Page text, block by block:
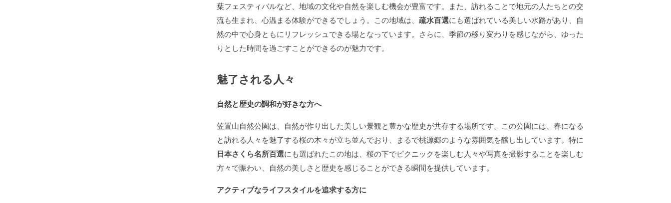
葉フェスティバルなど、地域の文化や自然を楽しむ機会が豊富です。また、訪れることで地元の人たちとの交
流も生まれ、心温まる体験ができるでしょう。この地域は、 疏水百選にも選ばれている美しい水路があり、自
然の中で心身ともにリフレッシュできる場となっています。さらに、季節の移り変わりを感じながら、ゆった
りとした時間を過ごすことができるのが魅力です。
魅了される人々
自然と歴史の調和が好きな方へ
笠置山自然公園は、自然が作り出した美しい景観と豊かな歴史が共存する場所です。この公園には、春になる
と訪れる人々を魅了する桜の木々が立ち並んでおり、まるで桃源郷のような雰囲気を醸し出しています。特に
日本さくら名所百選にも選ばれたこの地は、桜の下でピクニックを楽しむ人々や写真を撮影することを楽しむ
方々で賑わい、自然の美しさと歴史を感じることができる瞬間を提供しています。
アクティブなライフスタイルを追求する方に